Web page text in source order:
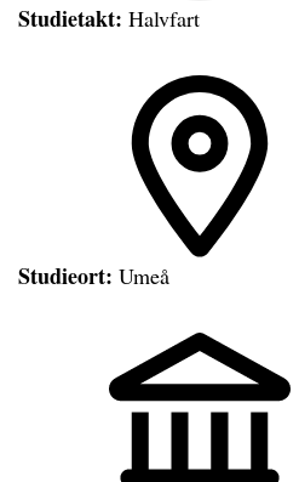
Studietakt: Halvfart
Studieort: Umeå